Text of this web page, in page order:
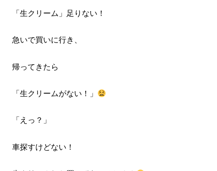
「生クリーム」足りない！
急いで買いに行き、
帰ってきたら
「生クリームがない！」
「えっ？」
車探すけどない！